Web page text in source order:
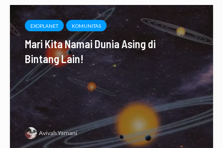
EXOPLANET KOMUNITAS
Mari Kita Namai Dunia Asing di
Bintang Lain!
Avivah Yamani